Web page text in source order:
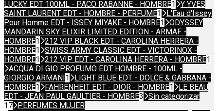
LUCKY EDT 100ML - PACO RABANNE - HOMBRE1
Y YVES
SAINT LAURENT EDT - HOMBRE - PERFUME1
L'Eau d'Issey
Pour Homme EDT - ISSEY MIYAKE - HOMBRE1
ODYSSEY
MANDARIN SKY ELIXIR LIMITED EDITION - ARMAF -
HOMBRE1
212 VIP BLACK EDT - CAROLINA HERRERA -
HOMBRE1
SWISS ARMY CLASSIC EDT - VICTORINOX -
HOMBRE1 212 VIP EDT - CAROLINA HERRERA - HOMBRE1
ACQUA DI GIO PROFUMO EDT HOMBRE - 100ML -
GIORGIO ARMANI 1
LIGHT BLUE EDT - DOLCE & GABBANA -
HOMBRE1 FAHRENHEIT EDT - DIOR - HOMBRE1
LE BEAU
EDT - JEAN PAUL GAULTIER - HOMBRE3
Sin categorizar
17
PERFUMES MUJER